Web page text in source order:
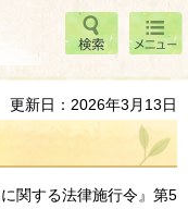
検索
メニ
ュー
更新日：2026年3月13日
関する法律施行令』第5